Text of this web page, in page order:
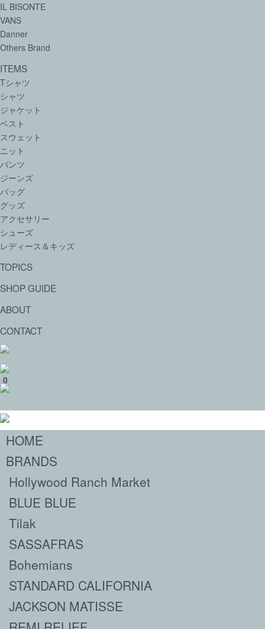
IL BISONTE
VANS
Danner
Others Brand
ITEMS
Tシャツ
シャツ
ジャケット
ベスト
スウェット
ニット
パンツ
ジーンズ
バッグ
グッズ
アクセサリー
シューズ
レディース＆キッズ
TOPICS
SHOP GUIDE
ABOUT
CONTACT
0
HOME
BRANDS
Hollywood Ranch Market
BLUE BLUE
Tilak
SASSAFRAS
Bohemians
STANDARD CALIFORNIA
JACKSON MATISSE